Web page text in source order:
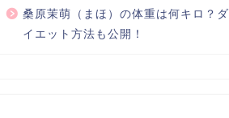
桑原茉萌（まほ）の体重は何キロ？ダ
イエット方法も公開！